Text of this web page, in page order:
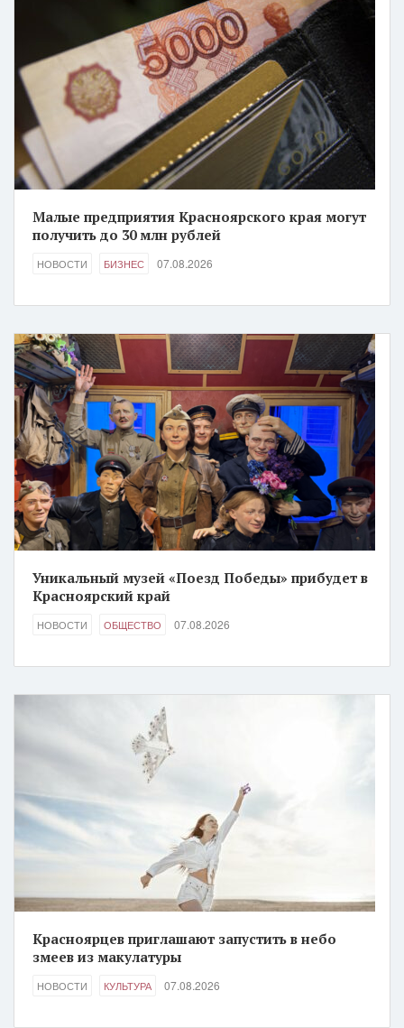
Малые предприятия Красноярского края могут
получить до 30 млн рублей
НОВОСТИ БИЗНЕС 07.08.2026
Уникальный музей «Поезд Победы» прибудет в
Красноярский край
НОВОСТИ ОБЩЕСТВО 07.08.2026
Красноярцев приглашают запустить в небо
змеев из макулатуры
НОВОСТИ КУЛЬТУРА 07.08.2026